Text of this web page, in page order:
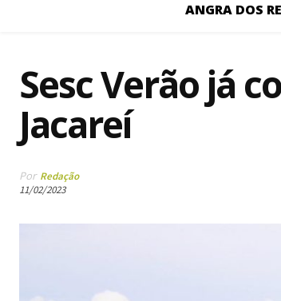
ANGRA DOS
Sesc Verão já
Jacareí
Por Redação
11/02/2023